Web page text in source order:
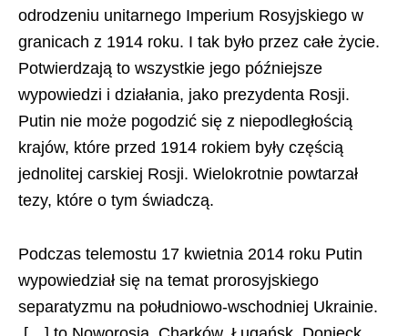
odrodzeniu unitarnego Imperium Rosyjskiego w
granicach z 1914 roku. I tak było przez całe życie.
Potwierdzają to wszystkie jego późniejsze
wypowiedzi i działania, jako prezydenta Rosji.
Putin nie może pogodzić się z niepodległością
krajów, które przed 1914 rokiem były częścią
jednolitej carskiej Rosji. Wielokrotnie powtarzał
tezy, które o tym świadczą.
Podczas telemostu 17 kwietnia 2014 roku Putin
wypowiedział się na temat prorosyjskiego
separatyzmu na południowo-wschodniej Ukrainie.